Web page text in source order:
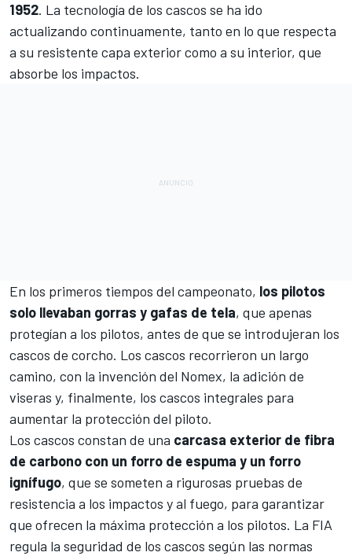
1952. La tecnología de los cascos se ha ido
actualizando continuamente, tanto en lo que respecta
a su resistente capa exterior como a su interior, que
absorbe los impactos.
En los primeros tiempos del campeonato, los pilotos
solo llevaban gorras y gafas de tela, que apenas
protegían a los pilotos, antes de que se introdujeran los
cascos de corcho. Los cascos recorrieron un largo
camino, con la invención del Nomex, la adición de
viseras y, finalmente, los cascos integrales para
aumentar la protección del piloto.
Los cascos constan de una carcasa exterior de fibra
de carbono con un forro de espuma y un forro
ignífugo, que se someten a rigurosas pruebas de
resistencia a los impactos y al fuego, para garantizar
que ofrecen la máxima protección a los pilotos. La FIA
regula la seguridad de los cascos según las normas